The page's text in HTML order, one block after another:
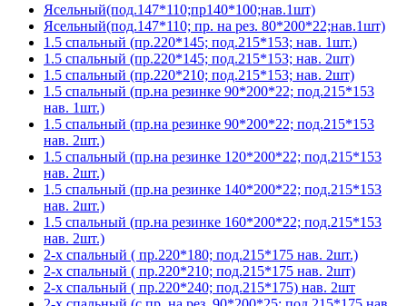
Ясельный(под.147*110;пр140*100;нав.1шт)
Ясельный(под.147*110; пр. на рез. 80*200*22;нав.1шт)
1.5 спальный (пр.220*145; под.215*153; нав. 1шт.)
1.5 спальный (пр.220*145; под.215*153; нав. 2шт)
1.5 спальный (пр.220*210; под.215*153; нав. 2шт)
1.5 спальный (пр.на резинке 90*200*22; под.215*153
нав. 1шт.)
1.5 спальный (пр.на резинке 90*200*22; под.215*153
нав. 2шт.)
1.5 спальный (пр.на резинке 120*200*22; под.215*153
нав. 2шт.)
1.5 спальный (пр.на резинке 140*200*22; под.215*153
нав. 2шт.)
1.5 спальный (пр.на резинке 160*200*22; под.215*153
нав. 2шт.)
2-х спальный ( пр.220*180; под.215*175 нав. 2шт.)
2-х спальный ( пр.220*210; под.215*175 нав. 2шт)
2-х спальный ( пр.220*240; под.215*175) нав. 2шт